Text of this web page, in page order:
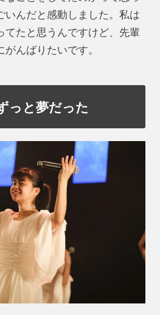
いんだと感動しました。私は
てたと思うんですけど、先輩
んばりたいです。
っと夢だった